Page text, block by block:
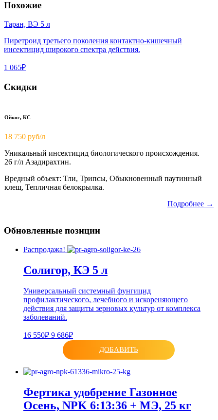
Похожие
Таран, ВЭ 5 л
Пиретроид третьего поколения контактно-кишечный
инсектицид широкого спектра действия.
1 065₽
Скидки
Ойкос, КС
18 750 руб/л
Уникальный инсектицид биологического происхождения.
26 г/л Азадирахтин.
Вредный объект: Тли, Трипсы, Обыкновенный паутинный
клещ, Тепличная белокрылка.
Подробнее →
Обновленные позиции
Распродажа!
Солигор, КЭ 5 л
Универсальный системный фунгицид
профилактического, лечебного и искореняющего
действия для защиты зерновых культур от комплекса
заболеваний.
16 550₽ 9 686₽
ДОБАВИТЬ
Фертика удобрение Газонное
Осень, NPK 6:13:36 + МЭ, 25 кг